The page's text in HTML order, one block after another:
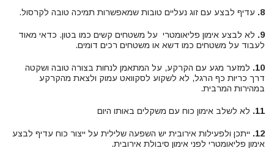
8
. עדיף לבצע עם זוג נעליים טובות שמאפשרות תמיכה טובה לקרסול.
9.
לא לבצע אימון פליאומטרי על משטחים קשים כמו בטון. כדאי מאוד
לעבוד על משטחים כמו דשא או משטחים רכים דומים.
10.
למזער מגע עם הקרקע, על המתאמן לנחות בצורה טובה ושקטה
דרך כריות כף הרגל, לא לשקוע לסקוואט עמוק ולצאת מהקרקע
במהירות המרבית.
11. לא לשלב אימון כוח עם משקלים באותו היום
12.
ייתכן ולפעילות אירובית יש השפעה שלילית על ייצור כוח עדיף לבצע
אימון פליאומטרי לפני אימון סיבולת אירובית.